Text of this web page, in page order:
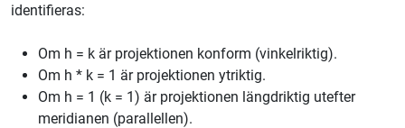
identifieras:
Om h = k är projektionen konform (vinkelriktig).
Om h * k = 1 är projektionen ytriktig.
Om h = 1 (k = 1) är projektionen längdriktig utefter
meridianen (parallellen).